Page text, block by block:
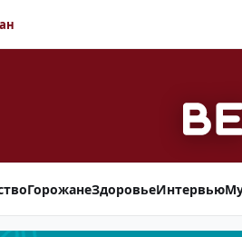
ГорожанеЗдоровьеИнтервью